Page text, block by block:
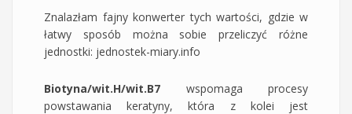
Znalazłam fajny konwerter tych wartości, gdzie w
łatwy sposób można sobie przeliczyć różne
jednostki: jednostek-miary.info
Biotyna/wit.H/wit.B7 wspomaga procesy
powstawania keratyny, która z kolei jest